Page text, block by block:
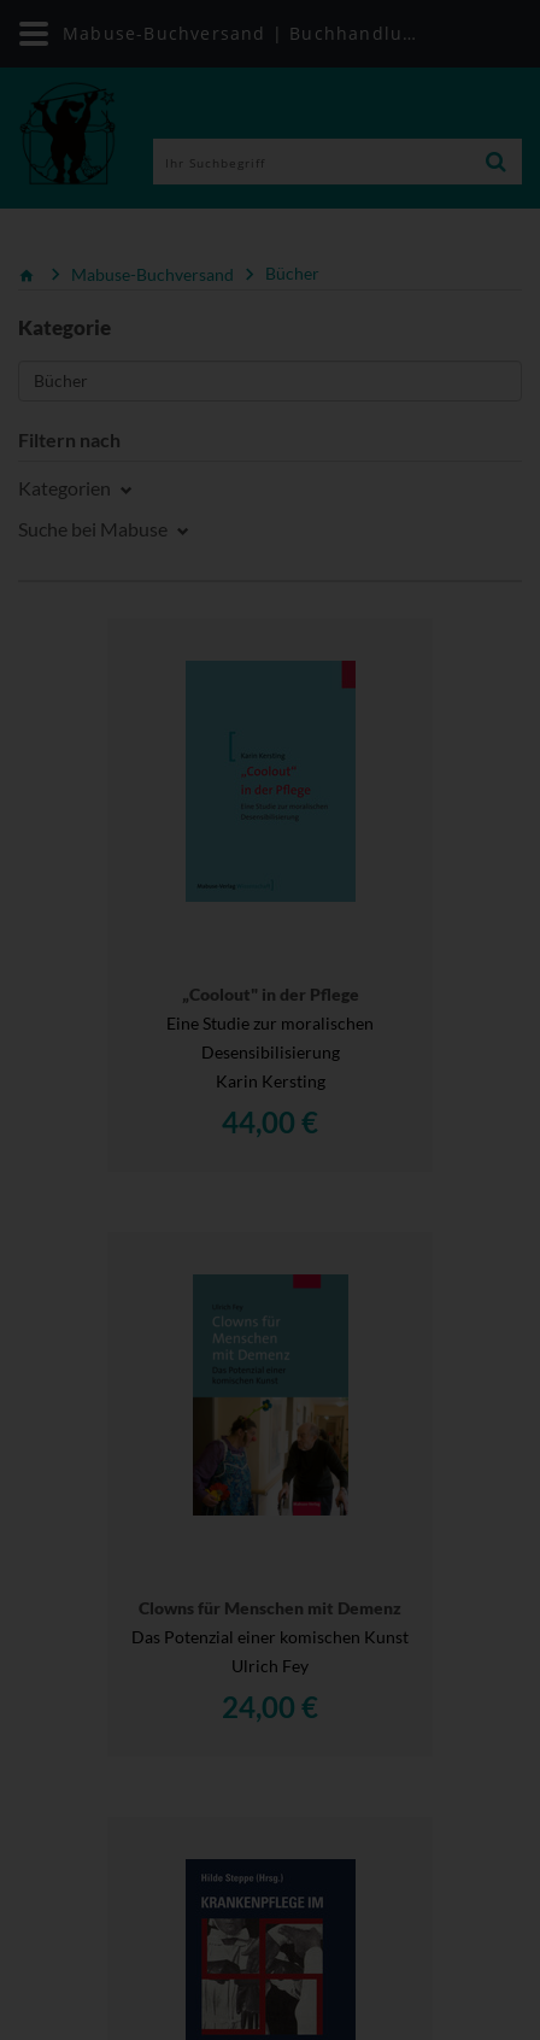
Mabuse-Buchversand Bücher
Kategorie
Filtern nach
Kategorien
Suche bei Mabuse
„Coolout" in der Pflege
Eine Studie zur moralischen
Desensibilisierung
Karin Kersting
44,00 €
Clowns für Menschen mit Demenz
Das Potenzial einer komischen Kunst
Ulrich Fey
24,00 €
Mabuse-Buchversand | Buchhandlung für alle Gesundheitsthemen